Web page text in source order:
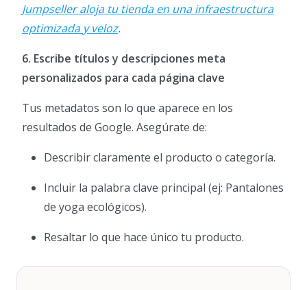
Jumpseller aloja tu tienda en una infraestructura
optimizada y veloz.
6. Escribe títulos y descripciones meta
personalizados para cada página clave
Tus metadatos son lo que aparece en los
resultados de Google. Asegúrate de:
Describir claramente el producto o categoría.
Incluir la palabra clave principal (ej: Pantalones
de yoga ecológicos).
Resaltar lo que hace único tu producto.